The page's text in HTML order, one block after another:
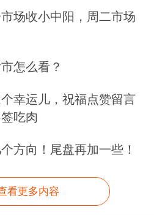
猪价。但现阶段生猪
，在一定程度上又为
场收小中阳，周二市场
怎么看？
幸运儿，祝福点赞留言
吃肉
方向！尾盘再加一些！
看更多内容